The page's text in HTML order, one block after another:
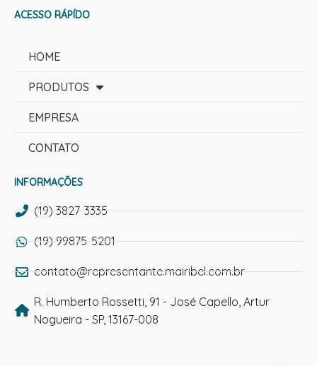
ACESSO RÁPÍDO
HOME
PRODUTOS
EMPRESA
CONTATO
INFORMAÇÕES
(19) 3827-3335
(19) 99875-5201
contato@representante.mairibel.com.br
R. Humberto Rossetti, 91 - José Capello, Artur
Nogueira - SP, 13167-008